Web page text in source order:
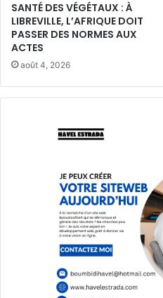
SANTÉ DES VÉGÉTAUX : À
LIBREVILLE, L’AFRIQUE DOIT
PASSER DES NORMES AUX
ACTES
août 4, 2026